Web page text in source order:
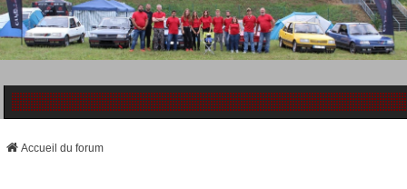
Accueil du forum